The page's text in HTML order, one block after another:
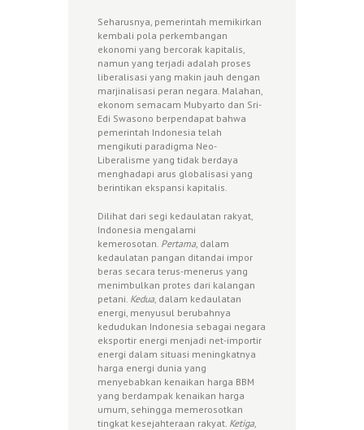
Seharusnya, pemerintah memikirkan
kembali pola perkembangan
ekonomi yang bercorak kapitalis,
namun yang terjadi adalah proses
liberalisasi yang makin jauh dengan
marjinalisasi peran negara. Malahan,
ekonom semacam Mubyarto dan Sri-
Edi Swasono berpendapat bahwa
pemerintah Indonesia telah
mengikuti paradigma Neo-
Liberalisme yang tidak berdaya
menghadapi arus globalisasi yang
berintikan ekspansi kapitalis.
Dilihat dari segi kedaulatan rakyat,
Indonesia mengalami
kemerosotan. Pertama , dalam
kedaulatan pangan ditandai impor
beras secara terus-menerus yang
menimbulkan protes dari kalangan
petani. Kedua , dalam kedaulatan
energi, menyusul berubahnya
kedudukan Indonesia sebagai negara
eksportir energi menjadi net-importir
energi dalam situasi meningkatnya
harga energi dunia yang
menyebabkan kenaikan harga BBM
yang berdampak kenaikan harga
umum, sehingga memerosotkan
tingkat kesejahteraan rakyat. Ketiga